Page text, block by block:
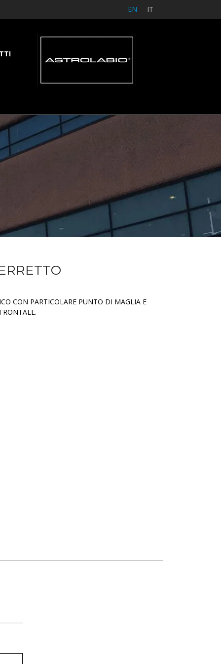
EN IT
CON PARTICOLARE PUNTO DI MAGLIA E